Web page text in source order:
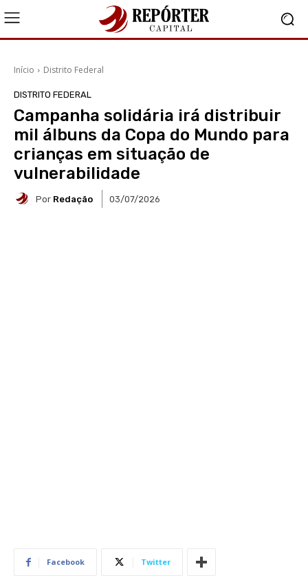
Início Distrito Federal
DISTRITO FEDERAL
Campanha solidária irá distribuir
mil álbuns da Copa do Mundo para
crianças em situação de
vulnerabilidade
Por Redação 03/07/2026
Facebook Twitter